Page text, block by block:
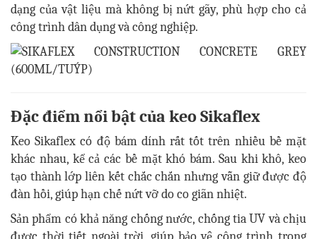
dạng của vật liệu mà không bị nứt gãy, phù hợp cho cả
công trình dân dụng và công nghiệp.
Đặc điểm nổi bật của keo Sikaflex
Keo Sikaflex có độ bám dính rất tốt trên nhiều bề mặt
khác nhau, kể cả các bề mặt khó bám. Sau khi khô, keo
tạo thành lớp liên kết chắc chắn nhưng vẫn giữ được độ
đàn hồi, giúp hạn chế nứt vỡ do co giãn nhiệt.
Sản phẩm có khả năng chống nước, chống tia UV và chịu